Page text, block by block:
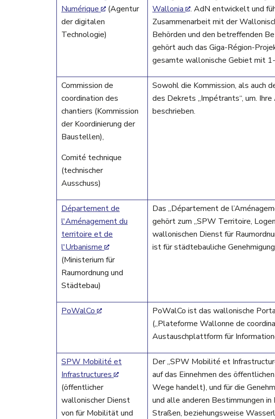
Numérique
(Agentur
der digitalen
Technologie)
Wallonia
. AdN entwickelt und
Zusammenarbeit mit der
Behörden und den betreffenden
gehört auch das Giga-Région-
gesamte wallonische Gebiet mit
Commission de
coordination des
chantiers (Kommission
der Koordinierung der
Baustellen),
Comité technique
(technischer
Ausschuss)
Sowohl die Kommission, als auch
des Dekrets „Impétrants“, um.
beschrieben.
Département de
l'Aménagement du
territoire et de
l'Urbanisme
(Ministerium für
Raumordnung und
Städtebau)
Das „Département de
gehört zum „SPW Territoire,
wallonischen Dienst für
ist für städtebauliche
PoWalCo
PoWalCo ist das wallonische
(„Plateforme Wallonne de
Austauschplattform für
SPW Mobilité et
Infrastructures
(öffentlicher
wallonischer Dienst
von für Mobilität und
Der „SPW Mobilité et
auf das Einnehmen des
Wege handelt), und für die
und alle anderen Bestimmungen
Straßen, beziehungsweise